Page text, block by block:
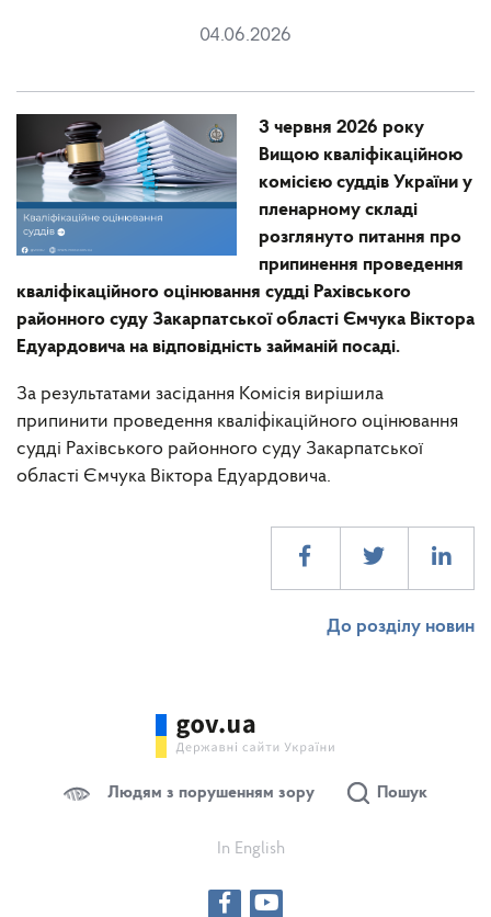
04.06.2026
3 червня 2026 року
Вищою кваліфікаційною
комісією суддів України у
пленарному складі
розглянуто питання про
припинення проведення
кваліфікаційного оцінювання судді Рахівського
районного суду Закарпатської області Ємчука Віктора
Едуардовича на відповідність займаній посаді.
За результатами засідання Комісія вирішила
припинити проведення кваліфікаційного оцінювання
судді Рахівського районного суду Закарпатської
області Ємчука Віктора Едуардовича.
До розділу новин
Людям з порушенням зору Пошук
In English